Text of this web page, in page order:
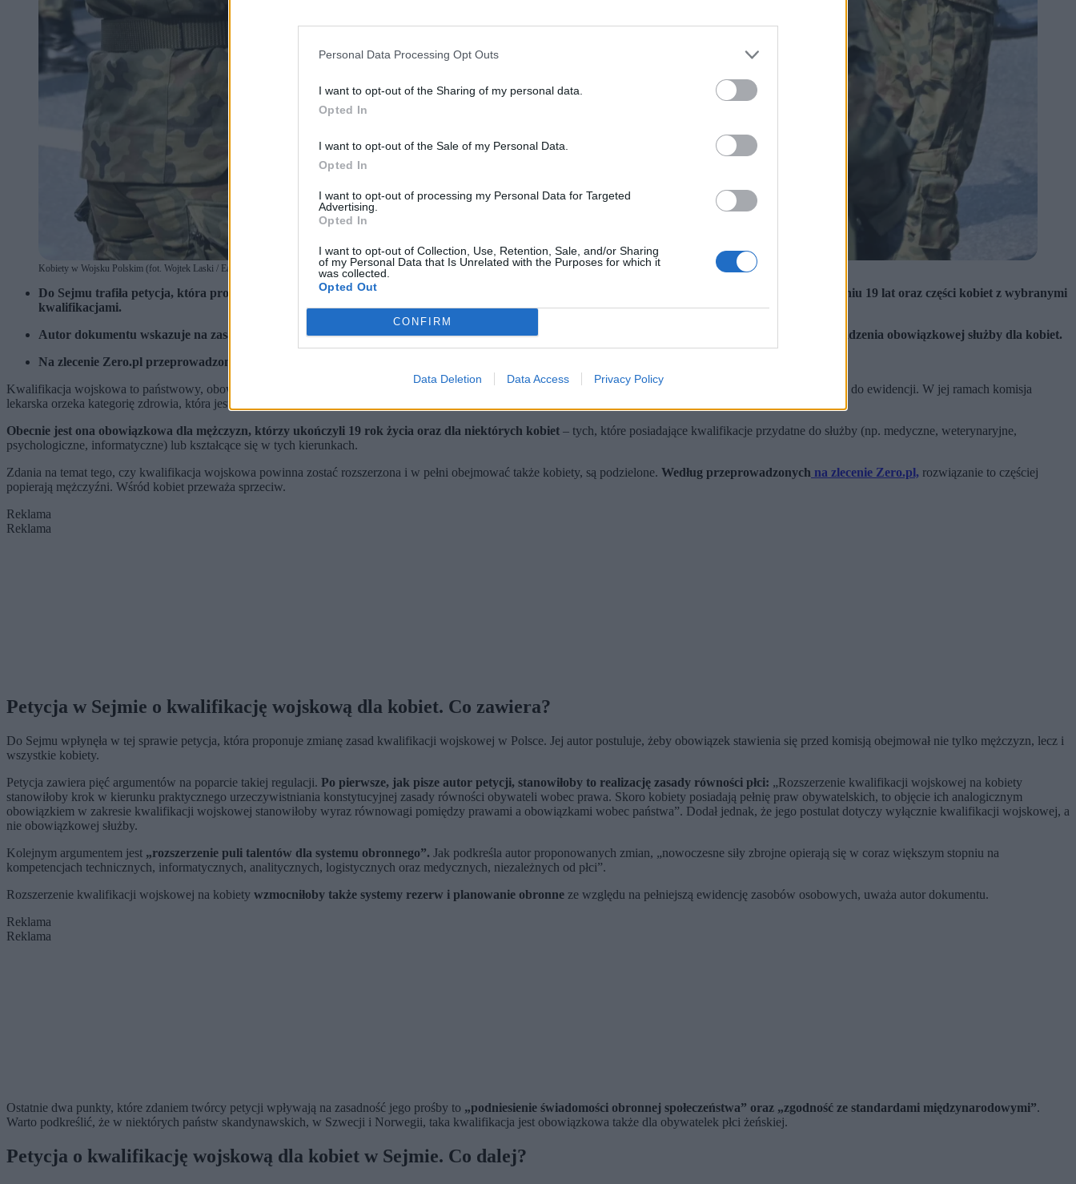
Personal Data Processing Opt Outs
I want to opt-out of the Sharing of my personal data.
Opted In
I want to opt-out of the Sale of my Personal Data.
Opted In
I want to opt-out of processing my Personal Data for Targeted
Advertising.
Opted In
I want to opt-out of Collection, Use, Retention, Sale, and/or Sharing
of my Personal Data that Is Unrelated with the Purposes for which it
was collected.
Opted Out
CONFIRM
Data Deletion Data Access Privacy Policy
Kobiety w Wojsku Polskim (fot. Wojtek Laski / East News / Reporter)
Do Sejmu trafiła petycja, która proponuje objęcie kwalifikacją wojskową także kobiet. Obecnie obowiązek ten dotyczy głównie mężczyzn po ukończeniu 19 lat oraz części kobiet z wybranymi
kwalifikacjami.
Autor dokumentu wskazuje na zasadę równości wobec prawa. Podkreśla jednak, że postulat dotyczy wyłącznie kwalifikacji wojskowej, a nie wprowadzenia obowiązkowej służby dla kobiet.
Na zlecenie Zero.pl przeprowadzony został sondaż, który jasno pokazuje, co Polacy myślą o proponowanych zmianach.
Kwalifikacja wojskowa to państwowy, obowiązkowy proces mający na celu ocenę zdolności fizycznej i psychicznej do służby wojskowej oraz wprowadzenie danych do ewidencji. W jej ramach komisja
lekarska orzeka kategorię zdrowia, która jest wskaźnikiem przydatności do ewentualnej służby wojskowej.
Obecnie jest ona obowiązkowa dla mężczyzn, którzy ukończyli 19 rok życia oraz dla niektórych kobiet – tych, które posiadające kwalifikacje przydatne do służby (np. medyczne, weterynaryjne,
psychologiczne, informatyczne) lub kształcące się w tych kierunkach.
Zdania na temat tego, czy kwalifikacja wojskowa powinna zostać rozszerzona i w pełni obejmować także kobiety, są podzielone. Według przeprowadzonych na zlecenie Zero.pl, rozwiązanie to częściej
popierają mężczyźni. Wśród kobiet przeważa sprzeciw.
Reklama
Reklama
Petycja w Sejmie o kwalifikację wojskową dla kobiet. Co zawiera?
Do Sejmu wpłynęła w tej sprawie petycja, która proponuje zmianę zasad kwalifikacji wojskowej w Polsce. Jej autor postuluje, żeby obowiązek stawienia się przed komisją obejmował nie tylko mężczyzn, lecz i
wszystkie kobiety.
Petycja zawiera pięć argumentów na poparcie takiej regulacji. Po pierwsze, jak pisze autor petycji, stanowiłoby to realizację zasady równości płci: „Rozszerzenie kwalifikacji wojskowej na kobiety
stanowiłoby krok w kierunku praktycznego urzeczywistniania konstytucyjnej zasady równości obywateli wobec prawa. Skoro kobiety posiadają pełnię praw obywatelskich, to objęcie ich analogicznym
obowiązkiem w zakresie kwalifikacji wojskowej stanowiłoby wyraz równowagi pomiędzy prawami a obowiązkami wobec państwa”. Dodał jednak, że jego postulat dotyczy wyłącznie kwalifikacji wojskowej, a
nie obowiązkowej służby.
Kolejnym argumentem jest „rozszerzenie puli talentów dla systemu obronnego”. Jak podkreśla autor proponowanych zmian, „nowoczesne siły zbrojne opierają się w coraz większym stopniu na
kompetencjach technicznych, informatycznych, analitycznych, logistycznych oraz medycznych, niezależnych od płci”.
Rozszerzenie kwalifikacji wojskowej na kobiety wzmocniłoby także systemy rezerw i planowanie obronne ze względu na pełniejszą ewidencję zasobów osobowych, uważa autor dokumentu.
Reklama
Reklama
Ostatnie dwa punkty, które zdaniem twórcy petycji wpływają na zasadność jego prośby to „podniesienie świadomości obronnej społeczeństwa” oraz „zgodność ze standardami międzynarodowymi”.
Warto podkreślić, że w niektórych państw skandynawskich, w Szwecji i Norwegii, taka kwalifikacja jest obowiązkowa także dla obywatelek płci żeńskiej.
Petycja o kwalifikację wojskową dla kobiet w Sejmie. Co dalej?